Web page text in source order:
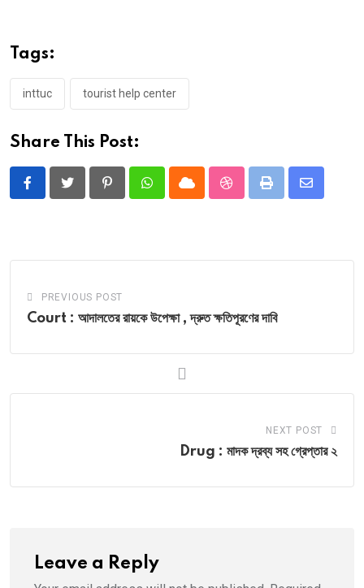
Tags:
inttuc tourist help center
Share This Post:
PinterestWhatsappCloud StumbleUpon
Print
Share
PREVIOUS POST
Court : আদালতের রায়কে উপেক্ষা , দ্রুত ক্ষতিপূরণের দাবি
NEXT POST
Drug : মাদক দ্রব্য সহ গ্রেপ্তার ২
Leave a Reply